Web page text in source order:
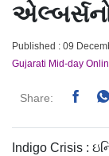
એલ્બર્સનો
Published : 09
Gujarati Mid-day
Share:
Indigo Crisis :